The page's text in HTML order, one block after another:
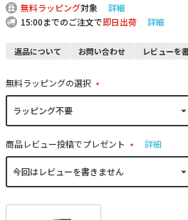
無料ラッピング対象
詳細
15:00までのご注文で即日出荷 詳細
返品について お問い合わせ レビューを
無料ラッピングの選択
(
商品レビュー投稿でプレゼント
(
詳細